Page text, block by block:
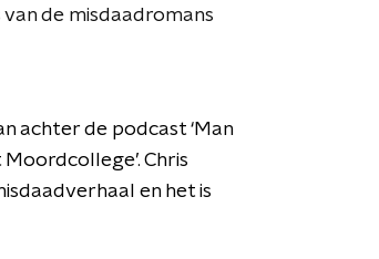
van de misdaadromans
achter de podcast ‘Man
Chris
en het is